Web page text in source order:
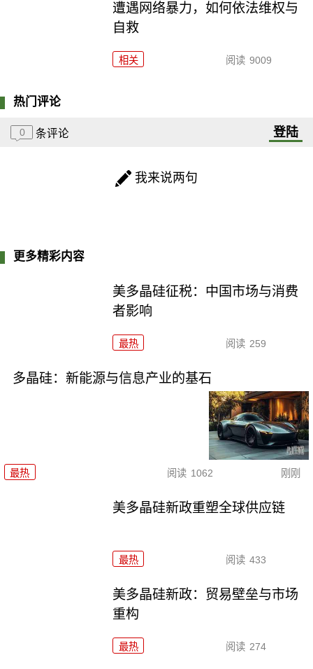
遭遇网络暴力，如何依法维权与
自救
相关 阅读 9009
热门评论
0 条评论 登陆
我来说两句
更多精彩内容
美多晶硅征税：中国市场与消费
者影响
最热 阅读 259
多晶硅：新能源与信息产业的基石
最热 阅读 1062 刚刚
美多晶硅新政重塑全球供应链
最热 阅读 433
美多晶硅新政：贸易壁垒与市场
重构
最热 阅读 274